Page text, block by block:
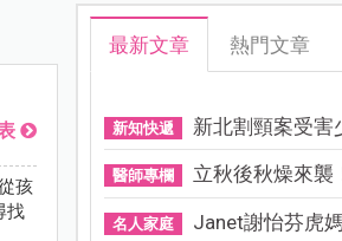
孩
找
最新文章 熱門文章
新知快遞 新北割頸案受害
醫師專欄 立秋後秋燥來襲
名人家庭 Janet謝怡芬虎媽